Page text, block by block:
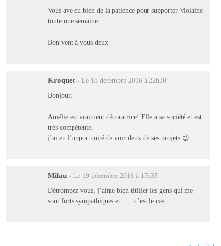
Vous ave eu bien de la patience pour supporter Violaine
toute une semaine.
Bon vent à vous deux
Kroquet - Le 18 décembre 2016 à 22h30
Bonjour,
Amélie est vraiment décoratrice! Elle a sa société et est
très compétente.
j’ai eu l’opportunité de voir deux de ses projets 😉
Milau - Le 19 décembre 2016 à 17h35
Détrompez vous, j’aime bien titiller les gens qui me
sont forts sympathiques et……c’est le cas.